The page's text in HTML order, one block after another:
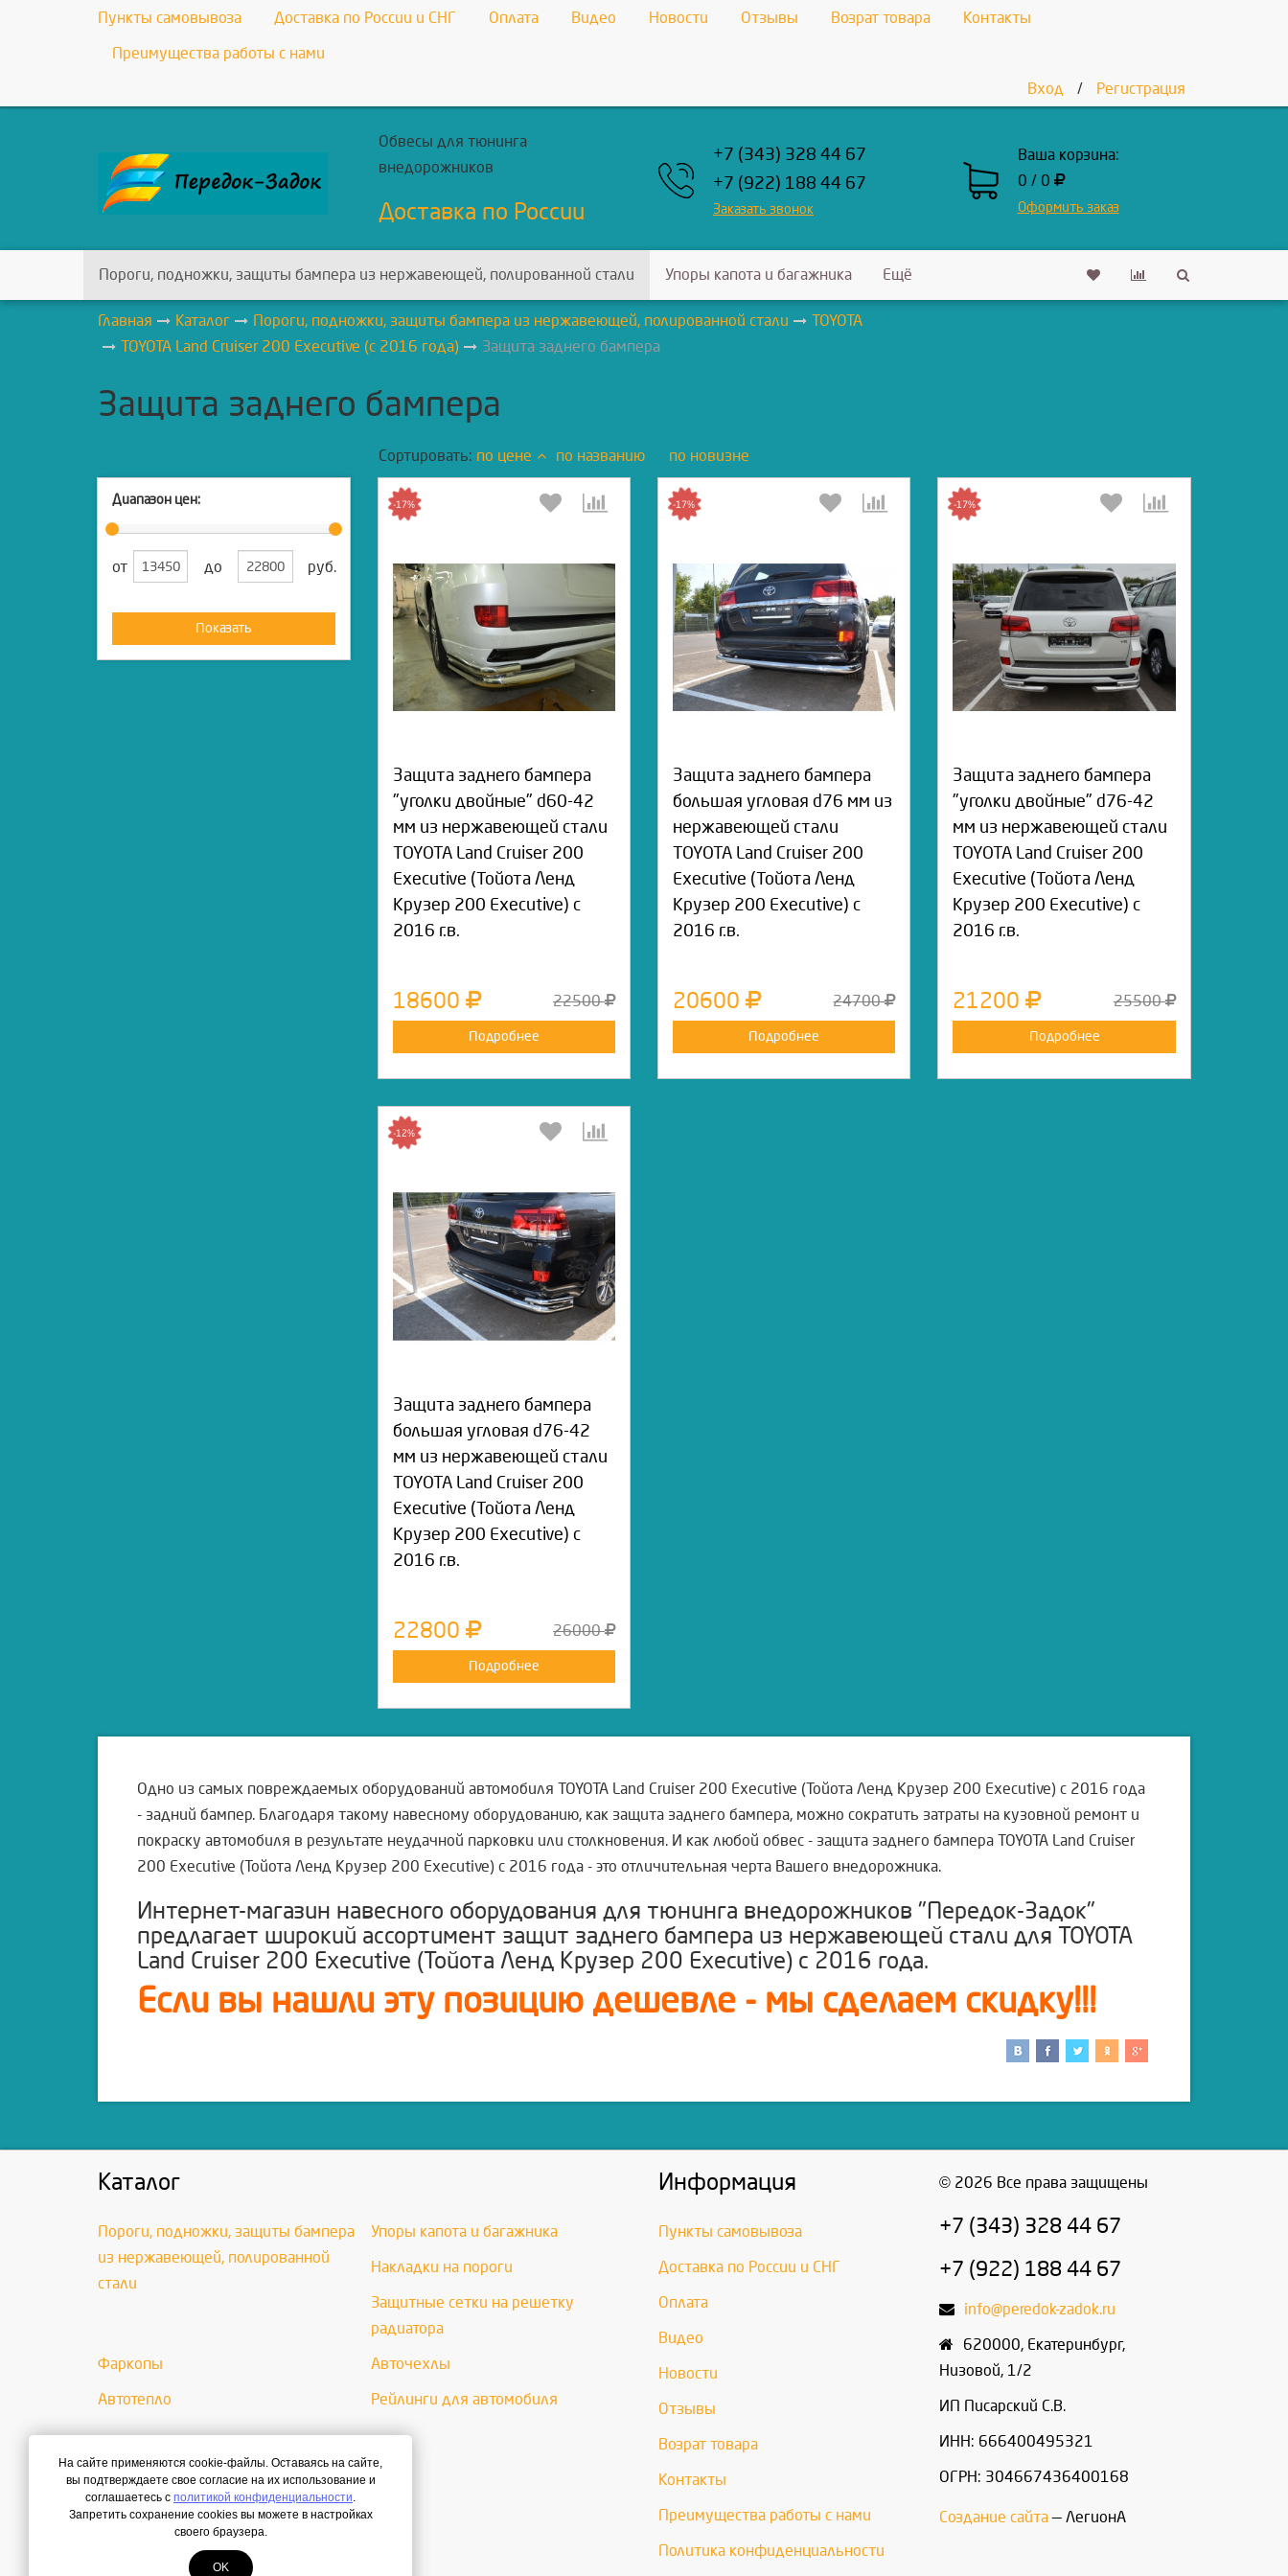
Пункты самовывоза Доставка по России и СНГ Оплата Видео Новости Отзывы Возрат товара Контакты
Преимущества работы с нами
Вход / Регистрация
Обвесы для тюнинга
внедорожников
Доставка по России
+7 (343) 328 44 67
+7 (922) 188 44 67
Заказать звонок
Ваша корзина:
0 / 0
Оформить заказ
Пороги, подножки, защиты бампера из нержавеющей, полированной стали Упоры капота и багажника Ещё
Главная Каталог Пороги, подножки, защиты бампера из нержавеющей, полированной стали
TOYOTA
TOYOTA Land Cruiser 200 Executive (с 2016 года)
Защита заднего бампера
Защита заднего бампера
Сортировать: по цене по названию по новизне
Диапазон цен:
от до руб.
Показать
Защита заднего бампера
"уголки двойные" d60-42
мм из нержавеющей стали
TOYOTA Land Cruiser 200
Executive (Тойота Ленд
Крузер 200 Executive) с
2016 г.в.
-17%
18600 22500
Подробнее
Защита заднего бампера
большая угловая d76 мм из
нержавеющей стали
TOYOTA Land Cruiser 200
Executive (Тойота Ленд
Крузер 200 Executive) с
2016 г.в.
-17%
20600 24700
Подробнее
Защита заднего бампера
"уголки двойные" d76-42
мм из нержавеющей стали
TOYOTA Land Cruiser 200
Executive (Тойота Ленд
Крузер 200 Executive) с
2016 г.в.
-17%
21200 25500
Подробнее
Защита заднего бампера
большая угловая d76-42
мм из нержавеющей стали
TOYOTA Land Cruiser 200
Executive (Тойота Ленд
Крузер 200 Executive) с
2016 г.в.
-12%
22800 26000
Подробнее
Одно из самых повреждаемых оборудований автомобиля TOYOTA Land Cruiser 200 Executive (Тойота Ленд Крузер 200 Executive) с 2016 года
- задний бампер. Благодаря такому навесному оборудованию, как защита заднего бампера, можно сократить затраты на кузовной ремонт и
покраску автомобиля в результате неудачной парковки или столкновения. И как любой обвес - защита заднего бампера TOYOTA Land Cruiser
200 Executive (Тойота Ленд Крузер 200 Executive) с 2016 года - это отличительная черта Вашего внедорожника.
Интернет-магазин навесного оборудования для тюнинга внедорожников "Передок-Задок"
предлагает широкий ассортимент защит заднего бампера из нержавеющей стали для TOYOTA
Land Cruiser 200 Executive (Тойота Ленд Крузер 200 Executive) с 2016 года.
Если вы нашли эту позицию дешевле - мы сделаем скидку!!!
Каталог
Пороги, подножки, защиты бампера
из нержавеющей, полированной
стали
Упоры капота и багажника
Накладки на пороги
Защитные сетки на решетку
радиатора
Фаркопы Авточехлы
Автотепло Рейлинги для автомобиля
Информация
Пункты самовывоза
Доставка по России и СНГ
Оплата
Видео
Новости
Отзывы
Возрат товара
Контакты
Преимущества работы с нами
Политика конфиденциальности
© 2026 Все права защищены
+7 (343) 328 44 67
+7 (922) 188 44 67
info@peredok-zadok.ru
620000, Екатеринбург,
Низовой, 1/2
ИП Писарский С.В.
ИНН: 666400495321
ОГРН: 304667436400168
Создание сайта— ЛегионА
На сайте применяются cookie-файлы. Оставаясь на сайте,
вы подтверждаете свое согласие на их использование и
соглашаетесь с политикой конфиденциальности.
Запретить сохранение cookies вы можете в настройках
своего браузера.
OK